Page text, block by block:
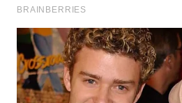
WN
WN
NATUNA